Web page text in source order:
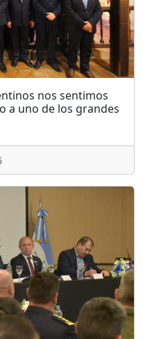
nos sentimos
a uno de los grandes